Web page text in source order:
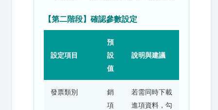
【第二階段】確認參數設定
設定項目
預
設
值
說明與建議
發票類別
銷
項
若需同時下載
進項資料，勾